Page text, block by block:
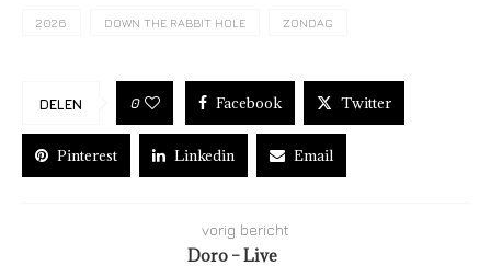
2026 DOWN THE RABBIT HOLE ZONDAG
DELEN 0 Facebook Twitter
Pinterest Linkedin Email
vorig bericht
Doro – Live